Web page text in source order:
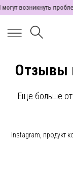
возникнуть проблемы
Отзывы
Еще больше
Instagram, продукт